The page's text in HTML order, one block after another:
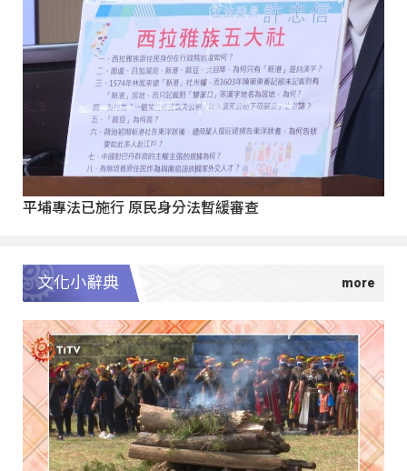
平埔專法已施行 原民身分法暫緩審查
文化小辭典